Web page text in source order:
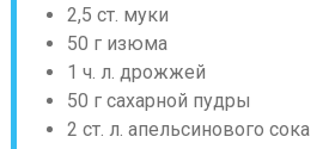
2,5 ст. муки
50 г изюма
1 ч. л. дрожжей
50 г сахарной пудры
2 ст. л. апельсинового сока